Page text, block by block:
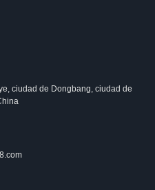
ciudad de Dongbang, ciudad de